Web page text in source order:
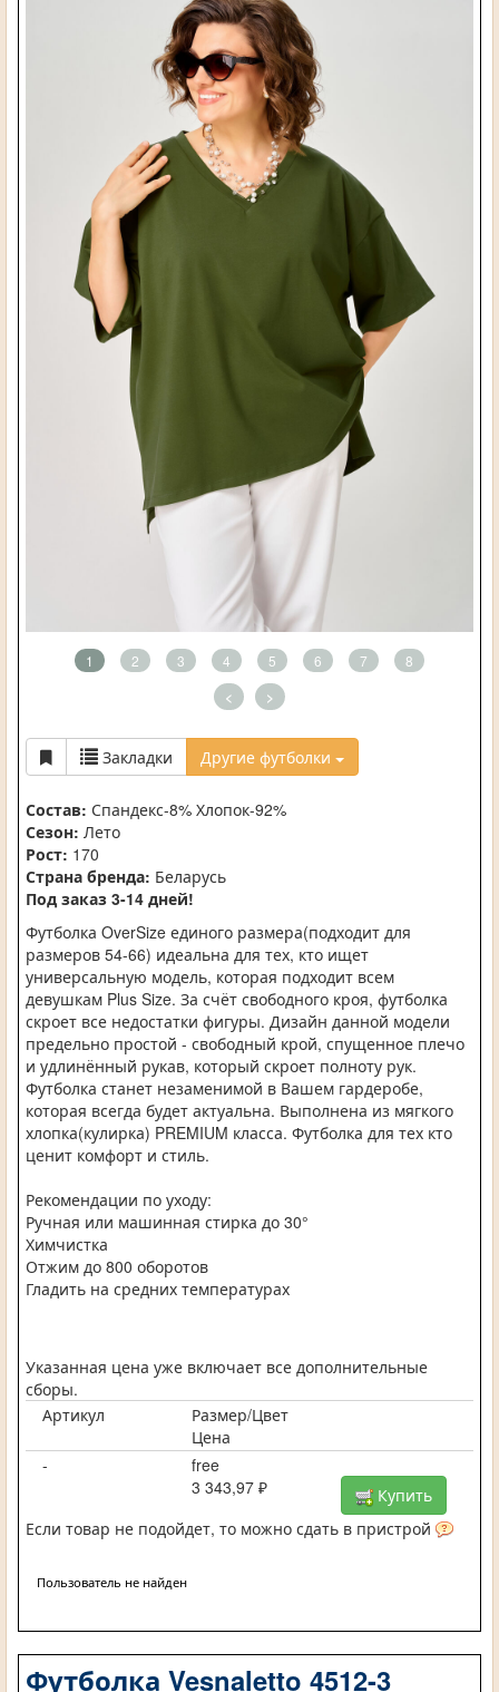
1 2 3 4 5 6 7 8
< >
Закладки Другие футболки
Состав: Спандекс-8% Хлопок-92%
Сезон: Лето
Рост: 170
Страна бренда: Беларусь
Под заказ 3-14 дней!
Футболка OverSize единого размера(подходит для
размеров 54-66) идеальна для тех, кто ищет
универсальную модель, которая подходит всем
девушкам Plus Size. За счёт свободного кроя, футболка
скроет все недостатки фигуры. Дизайн данной модели
предельно простой - свободный крой, спущенное плечо
и удлинённый рукав, который скроет полноту рук.
Футболка станет незаменимой в Вашем гардеробе,
которая всегда будет актуальна. Выполнена из мягкого
хлопка(кулирка) PREMIUM класса. Футболка для тех кто
ценит комфорт и стиль.
Рекомендации по уходу:
Ручная или машинная стирка до 30°
Химчистка
Отжим до 800 оборотов
Гладить на средних температурах
Указанная цена уже включает все дополнительные
сборы.
Артикул
Размер/Цвет
Цена
-
free
3 343,97 ₽
Купить
Если товар не подойдет, то можно сдать в пристрой
Пользователь не найден
Футболка Vesnaletto 4512-3